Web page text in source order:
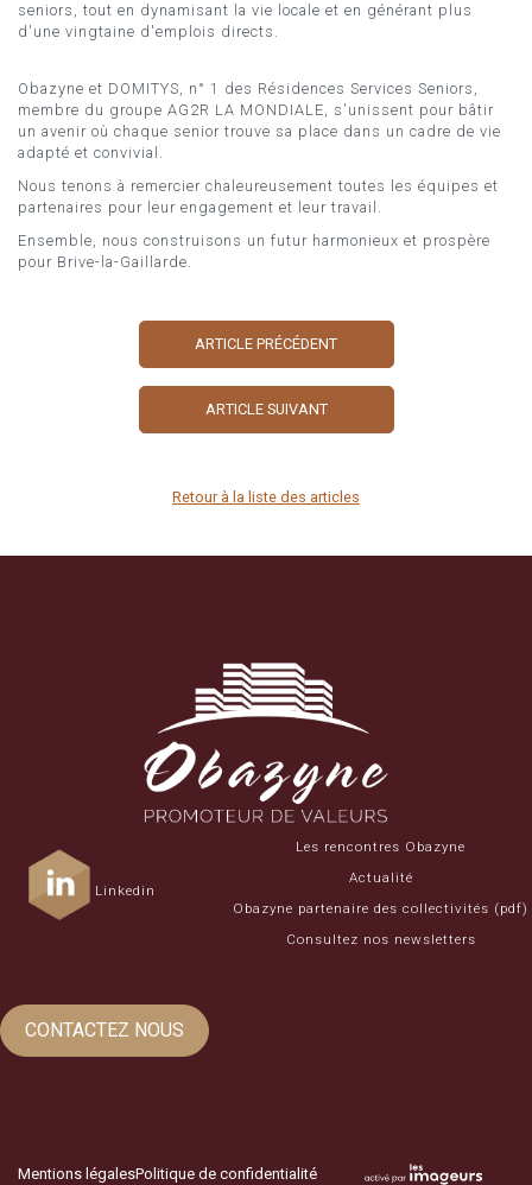
seniors, tout en dynamisant la vie locale et en générant plus
d'une vingtaine d'emplois directs.
Obazyne et DOMITYS, n° 1 des Résidences Services Seniors,
membre du groupe AG2R LA MONDIALE, s'unissent pour bâtir
un avenir où chaque senior trouve sa place dans un cadre de vie
adapté et convivial.
Nous tenons à remercier chaleureusement toutes les équipes et
partenaires pour leur engagement et leur travail.
Ensemble, nous construisons un futur harmonieux et prospère
pour Brive-la-Gaillarde.
ARTICLE PRÉCÉDENT
ARTICLE SUIVANT
Retour à la liste des articles
Linkedin
CONTACTEZ NOUS
Les rencontres Obazyne
Actualité
Obazyne partenaire des collectivités (pdf)
Consultez nos newsletters
Mentions légalesPolitique de confidentialité